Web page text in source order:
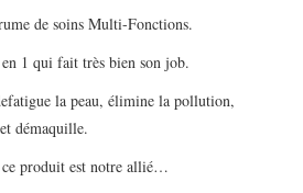
de soins Multi-Fonctions.
1 qui fait très bien son job.
la peau, élimine la pollution,
démaquille.
produit est notre allié…